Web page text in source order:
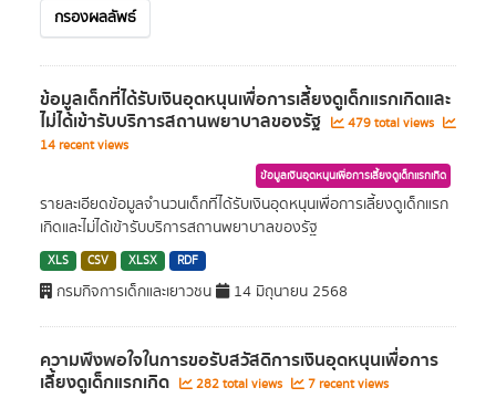
กรองผลลัพธ์
ข้อมูลเด็กที่ได้รับเงินอุดหนุนเพื่อการเลี้ยงดูเด็กแรกเกิดและ
ไม่ได้เข้ารับบริการสถานพยาบาลของรัฐ
479 total views
14 recent views
ข้อมูลเงินอุดหนุนเพื่อการเลี้ยงดูเด็กแรกเกิด
รายละเอียดข้อมูลจำนวนเด็กที่ได้รับเงินอุดหนุนเพื่อการเลี้ยงดูเด็กแรก
เกิดและไม่ได้เข้ารับบริการสถานพยาบาลของรัฐ
XLS CSV XLSX RDF
กรมกิจการเด็กและเยาวชน 14 มิถุนายน 2568
ความพึงพอใจในการขอรับสวัสดิการเงินอุดหนุนเพื่อการ
เลี้ยงดูเด็กแรกเกิด 282 total views 7 recent views